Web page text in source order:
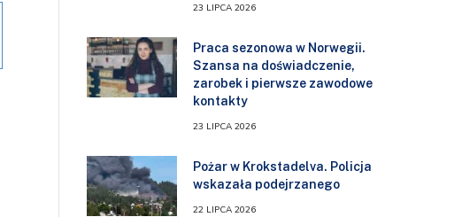
23 LIPCA 2026
Praca sezonowa w Norwegii.
Szansa na doświadczenie,
zarobek i pierwsze zawodowe
kontakty
23 LIPCA 2026
Pożar w Krokstadelva. Policja
wskazała podejrzanego
22 LIPCA 2026